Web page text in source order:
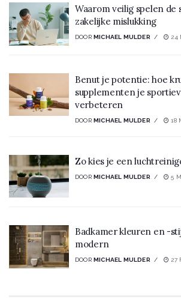
Waarom veilig spelen de
zakelijke mislukking
DOOR MICHAEL MULDER 24
Benut je potentie: hoe
supplementen je
verbeteren
DOOR MICHAEL MULDER 18
Zo kies je een
DOOR MICHAEL MULDER 5
Badkamer kleuren en -
modern
DOOR MICHAEL MULDER 27